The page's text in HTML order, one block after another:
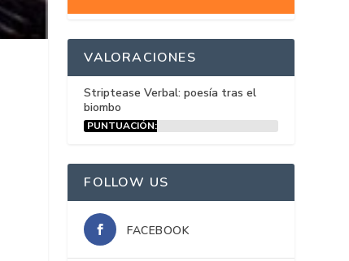
VALORACIONES
Striptease Verbal: poesía tras el
biombo
PUNTUACIÓN:
FOLLOW US
FACEBOOK